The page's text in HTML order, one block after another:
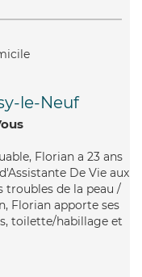
le-Neuf
Florian a 23 ans
De Vie aux
troubles de la peau /
Florian apporte ses
toilette/habillage et